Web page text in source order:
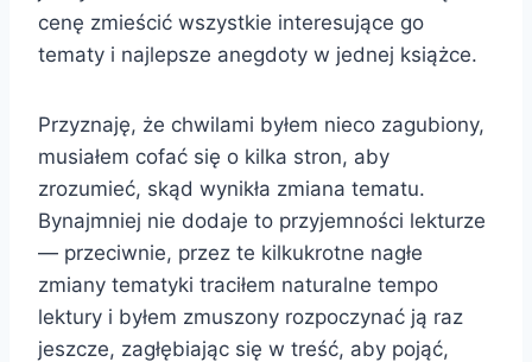
cenę zmieścić wszystkie interesujące go
tematy i najlepsze anegdoty w jednej książce.
Przyznaję, że chwilami byłem nieco zagubiony,
musiałem cofać się o kilka stron, aby
zrozumieć, skąd wynikła zmiana tematu.
Bynajmniej nie dodaje to przyjemności lekturze
— przeciwnie, przez te kilkukrotne nagłe
zmiany tematyki traciłem naturalne tempo
lektury i byłem zmuszony rozpoczynać ją raz
jeszcze, zagłębiając się w treść, aby pojąć,